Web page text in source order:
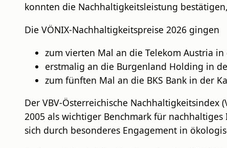
konnten die Nachhaltigkeitsleistung
Die VÖNIX-Nachhaltigkeitspreise 2026 gingen
zum vierten Mal an die Telekom Austria in
erstmalig an die Burgenland Holding in
zum fünften Mal an die BKS Bank in der
Der VBV-Österreichische
2005 als wichtiger Benchmark für
sich durch besonderes Engagement in